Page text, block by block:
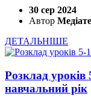
30 сер 2024
Автор
ДЕТАЛЬНІШЕ
Розклад уроків
навчальний рік